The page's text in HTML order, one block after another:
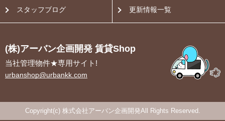
スタッフブログ 更新情報一覧
(株)アーバン企画開発 賃貸Shop
当社管理物件★専用サイト!
urbanshop@urbankk.com
Copyright(c) 株式会社アーバン企画開発All Rights Reserved.